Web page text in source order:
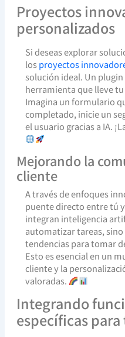
Proyectos
personalizados
Si deseas explorar
losproyectos
solución ideal. Un
herramienta que lleve
Imagina un formulario
completado, inicie un
el usuario gracias a IA.
Mejorando la
cliente
A través de enfoques
puente directo entre tú
integran inteligencia
automatizar tareas,
tendencias para tomar
Esto es esencial en un
cliente y la
valoradas.
Integrando
específicas